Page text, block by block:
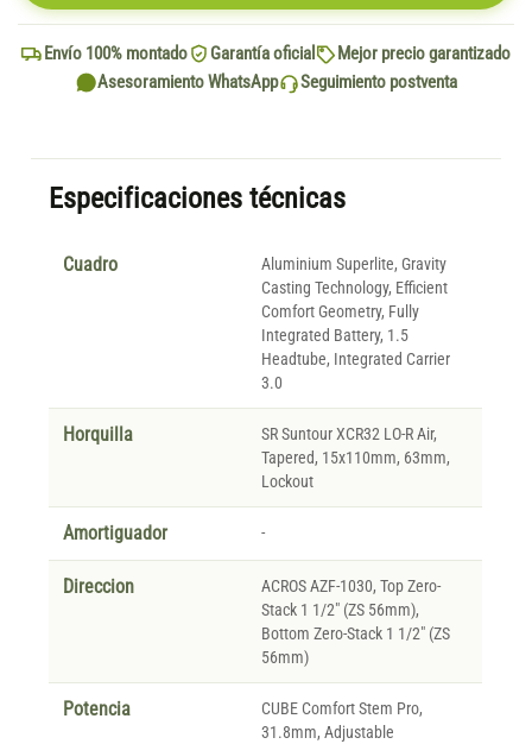
Envío 100% montado Garantía oficial
Mejor precio garantizado
Asesoramiento WhatsApp
Seguimiento postventa
Especificaciones técnicas
Cuadro
Aluminium Superlite, Gravity
Casting Technology, Efficient
Comfort Geometry, Fully
Integrated Battery, 1.5
Headtube, Integrated Carrier
3.0
Horquilla
SR Suntour XCR32 LO-R Air,
Tapered, 15x110mm, 63mm,
Lockout
Amortiguador -
Direccion
ACROS AZF-1030, Top Zero-
Stack 1 1/2" (ZS 56mm),
Bottom Zero-Stack 1 1/2" (ZS
56mm)
Potencia
CUBE Comfort Stem Pro,
31.8mm, Adjustable